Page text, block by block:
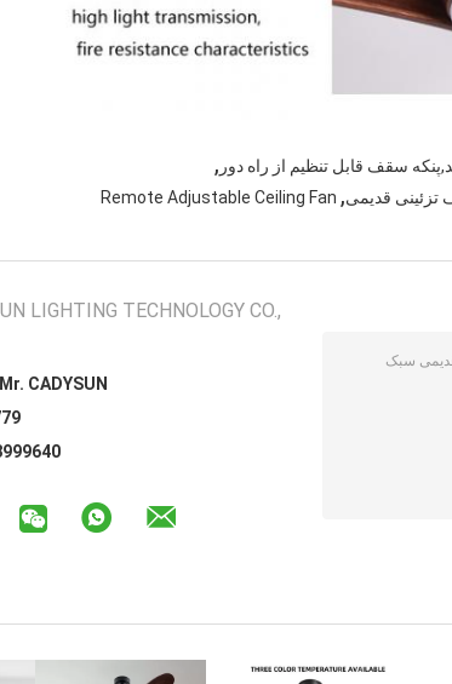
,
,
Remote Adjustable Ceiling Fan
LIGHTING TECHNOLOGY CO.,
Mr. CADYSUN